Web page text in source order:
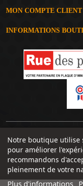
MON COMPTE CLIENT
INFORMATIONS
Notre boutique utilise
pour améliorer
recommandons
pleinement de votre
Plus d'informations
Un site